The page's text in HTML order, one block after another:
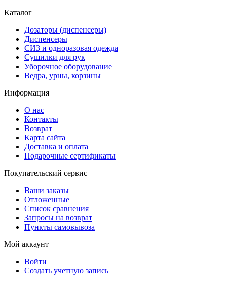
Каталог
Дозаторы (диспенсеры)
Диспенсеры
СИЗ и одноразовая одежда
Сушилки для рук
Уборочное оборудование
Ведра, урны, корзины
Информация
О нас
Контакты
Возврат
Карта сайта
Доставка и оплата
Подарочные сертификаты
Покупательский сервис
Ваши заказы
Отложенные
Список сравнения
Запросы на возврат
Пункты самовывоза
Мой аккаунт
Войти
Создать учетную запись